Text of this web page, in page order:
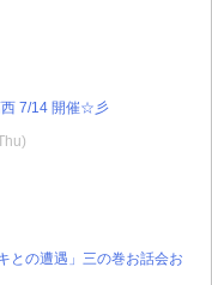
西 7/14 開催☆彡
との遭遇」三の巻お話会お